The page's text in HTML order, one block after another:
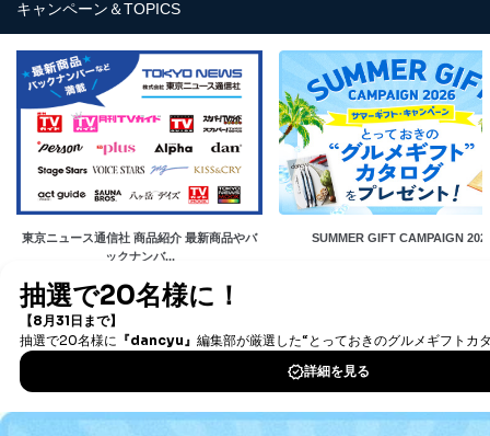
キャンペーン＆TOPICS
東京ニュース通信社 商品紹介 最新商品やバ
ックナンバ...
SUMMER GIFT CAMPAIGN
Fujisan.co.jpとは？
日本最大級の雑誌の定期購読サービスを提供しています。